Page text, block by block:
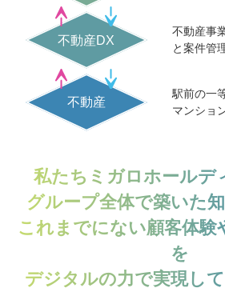
不動産DX
不動産事
と案件管
不動産
駅前の一
マンショ
私たちミガロホールデ
グループ全体で築いた知
これまでにない顧客体験
を
デジタルの力で実現し